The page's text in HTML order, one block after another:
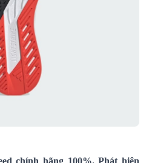
chính hãng 100%. Phát hiện